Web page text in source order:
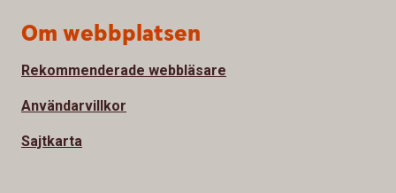
Om webbplatsen
Rekommenderade webbläsare
Användarvillkor
Sajtkarta